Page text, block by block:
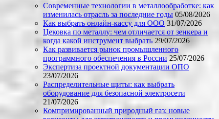
Современные технологии в металлообработке: как
изменилась отрасль за последние годы 05/08/2026
Как выбрать онлайн-кассу для ООО 31/07/2026
Цековка по металлу: чем отличается от зенкера и
когда какой инструмент выбрать 29/07/2026
Как развивается рынок промышленного
программного обеспечения в России 25/07/2026
Экспертиза проектной документации ОПО
23/07/2026
Распределительные щиты: как выбрать
оборудование для безопасной электросети
21/07/2026
Компримированный природный газ: новые